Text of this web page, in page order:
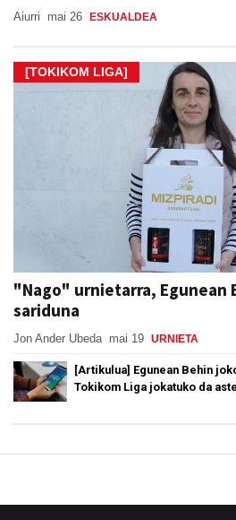
Aiurri mai 26 ESKUALDEA
[TOKIKOM LIGA]
"Nago" urnietarra, Egunean
sariduna
Jon Ander Ubeda mai 19 URNIETA
[Artikulua] Egunean Behin
Tokikom Liga jokatuko da